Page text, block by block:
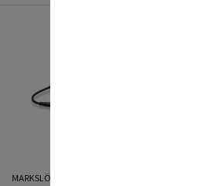
MARKSLÖJD